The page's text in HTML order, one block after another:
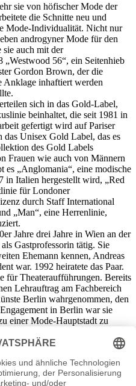
sie von höfischer Mode der
die Schnitte neu und
Mode-Individualität. Nicht nur
androgyner Mode für den
sie auch mit der
56“, ein Seitenhieb
Gordon Brown, der die
Anklage inhaftiert werden
sich in das Gold-Label,
beinhaltet, die seit 1981 in
gefertigt wird auf Pariser
Unisex Gold Label, das es
des Gold Labels
Frauen wie auch von Männern
es „Anglomania“, eine modische
in Italien hergestellt wird, „Red
für Londoner
durch Staff International
„Man“, eine Herrenlinie,
Jahre drei Jahre in Wien an der
Gastprofessorin tätig. Sie
Ehemann kennen, Andreas
war. 1992 heiratete das Paar.
für Theateraufführungen. Bereits
Lehrauftrag am Fachbereich
Berlin wahrgenommen, den
in Berlin war sie
einer Mode-Hauptstadt zu
und Tokio, die sie in der Firma
Marken.
ist, verzichtet seit 2007 auf